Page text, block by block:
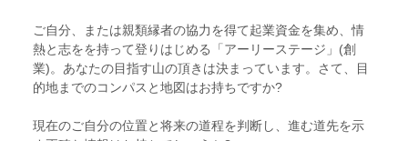
ご自分、または親類縁者の協力を得て起業資金を集め、情
熱と志をを持って登りはじめる「アーリーステージ」(創
業)。あなたの目指す山の頂きは決まっています。さて、目
的地までのコンパスと地図はお持ちですか?
現在のご自分の位置と将来の道程を判断し、進む道先を示